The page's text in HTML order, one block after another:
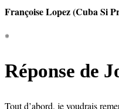
Françoise Lopez (Cuba Si
*
Réponse de
Tout d’abord, je voudrais